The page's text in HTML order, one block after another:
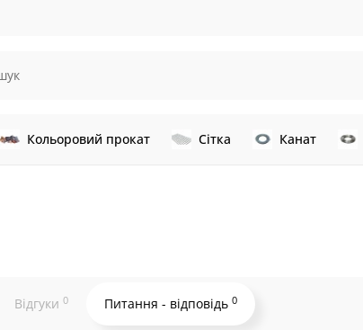
Кольоровий прокат Сітка Канат
Відгуки 0 Питання - відповідь 0